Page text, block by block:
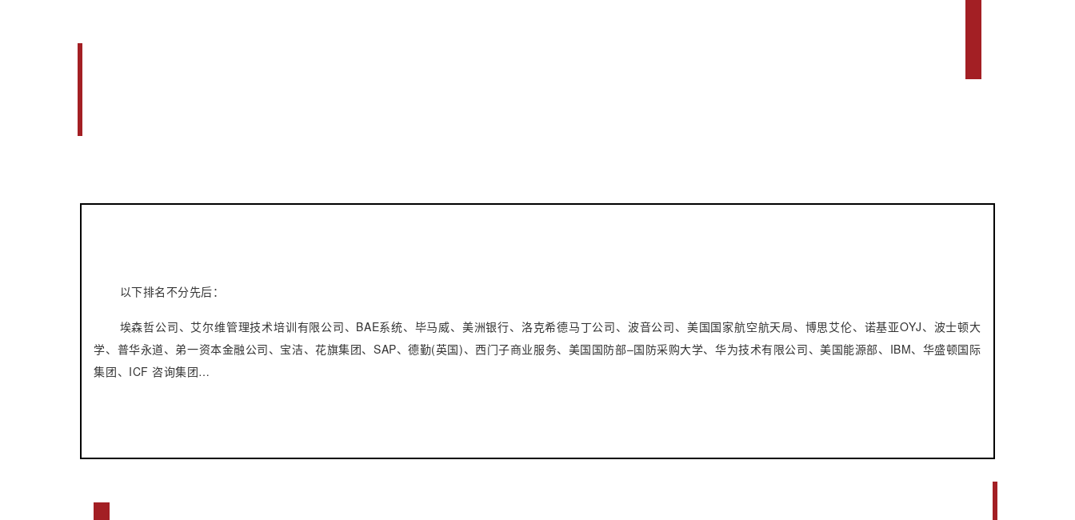
以下排名不分先后：
埃森哲公司、艾尔维管理技术培训有限公司、BAE系统、毕马威、美洲银行、洛克希德马丁公司、波音公司、美国国家航空航天局、博思艾伦、诺基亚OYJ、波士顿大
学、普华永道、弟一资本金融公司、宝洁、花旗集团、SAP、德勤(英国)、西门子商业服务、美国国防部–国防采购大学、华为技术有限公司、美国能源部、IBM、华盛顿国际
集团、ICF 咨询集团…